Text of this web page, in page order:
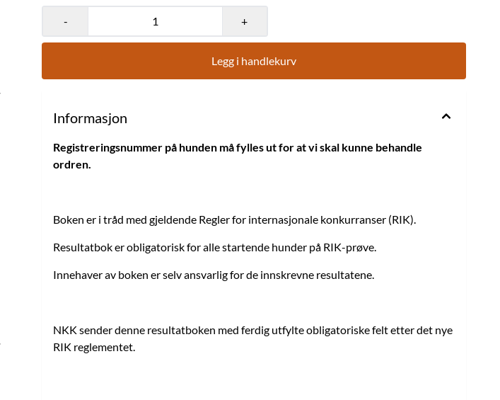
- +
Legg i handlekurv
Informasjon
Registreringsnummer på hunden må fylles ut for at vi skal kunne behandle
ordren.
Boken er i tråd med gjeldende Regler for internasjonale konkurranser (RIK).
Resultatbok er obligatorisk for alle startende hunder på RIK-prøve.
Innehaver av boken er selv ansvarlig for de innskrevne resultatene.
NKK sender denne resultatboken med ferdig utfylte obligatoriske felt etter det nye
RIK reglementet.